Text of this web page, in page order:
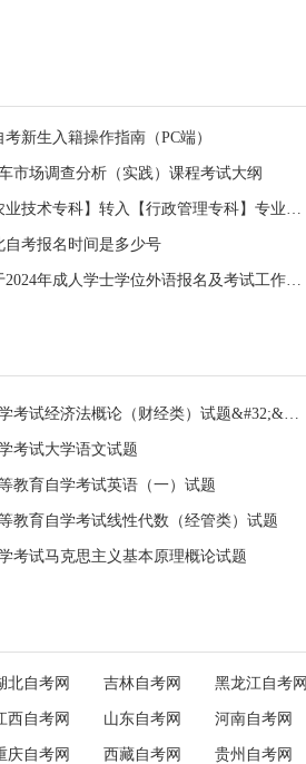
新生入籍操作指南（PC端）
市场调查分析（实践）课程考试大纲
湖北自考【现代农业技术专科】转入【行政管理专科】专业课程顶替表
自考报名时间是多少号
西南科技大学关于2024年成人学士学位外语报名及考试工作的通知
全国2024年4月自学考试经济法概论（财经类）试题&#32;&#32;
考试大学语文试题
教育自学考试英语（一）试题
教育自学考试线性代数（经管类）试题
考试马克思主义基本原理概论试题
北自考网 吉林自考网 黑龙江自考网
西自考网 山东自考网 河南自考网
庆自考网 西藏自考网 贵州自考网